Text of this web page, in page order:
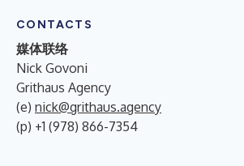
CONTACTS
媒体联络
Nick Govoni
Grithaus Agency
(e) nick@grithaus.agency
(p) +1 (978) 866-7354